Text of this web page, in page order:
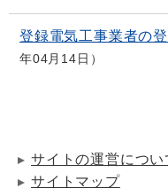
登録電気工事業者の
年04月14日
サイトの運営につい
サイトマップ